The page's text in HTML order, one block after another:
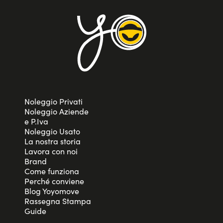
Noleggio Privati
Noleggio Aziende
e P.Iva
Noleggio Usato
La nostra storia
Lavora con noi
Brand
Come funziona
Perché conviene
Blog Yoyomove
Rassegna Stampa
Guide